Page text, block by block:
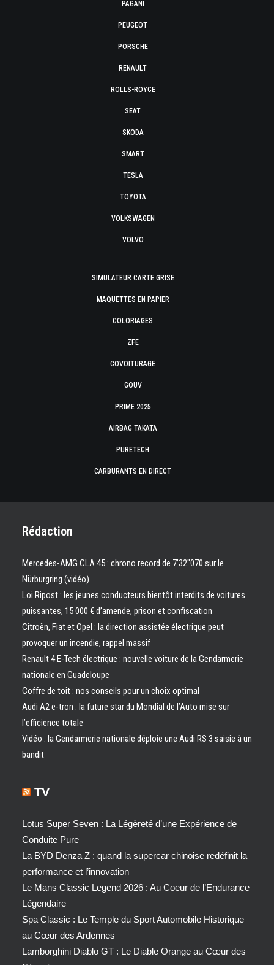
PAGANI
PEUGEOT
PORSCHE
RENAULT
ROLLS-ROYCE
SEAT
SKODA
SMART
TESLA
TOYOTA
VOLKSWAGEN
VOLVO
SIMULATEUR CARTE GRISE
MAQUETTES EN PAPIER
COLORIAGES
ZFE
COVOITURAGE
GOUV
PRIME 2025
AIRBAG TAKATA
PURETECH
CARBURANTS EN DIRECT
Rédaction
Mercedes-AMG CLA 45 : chrono record de 7’32″070 sur le
Nürburgring (vidéo)
Loi Ripost : les jeunes conducteurs bientôt interdits de voitures
puissantes, 15 000 € d’amende, prison et confiscation
Citroën, Fiat et Opel : la direction assistée électrique peut
provoquer un incendie, rappel massif
Renault 4 E-Tech électrique : nouvelle voiture de la Gendarmerie
nationale en Guadeloupe
Coffre de toit : nos conseils pour un choix optimal
Audi A2 e-tron : la future star du Mondial de l’Auto mise sur
l’efficience totale
Vidéo : la Gendarmerie nationale déploie une Audi RS 3 saisie à un
bandit
TV
Lotus Super Seven : La Légèreté d’une Expérience de
Conduite Pure
La BYD Denza Z : quand la supercar chinoise redéfinit la
performance et l’innovation
Le Mans Classic Legend 2026 : Au Coeur de l’Endurance
Légendaire
Spa Classic : Le Temple du Sport Automobile Historique
au Cœur des Ardennes
Lamborghini Diablo GT : Le Diable Orange au Cœur des